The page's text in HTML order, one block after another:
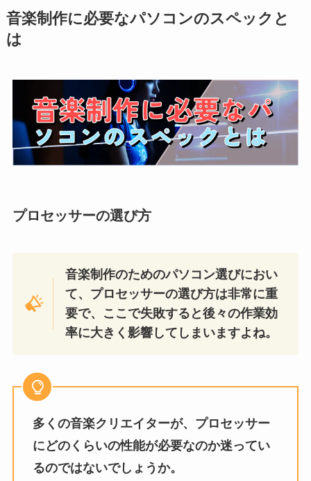
音楽制作に必要なパソコンのスペックと
は
プロセッサーの選び方
音楽制作のためのパソコン選びにおい
て、プロセッサーの選び方は非常に重
要で、ここで失敗すると後々の作業効
率に大きく影響してしまいますよね。
多くの音楽クリエイターが、プロセッサー
にどのくらいの性能が必要なのか迷ってい
るのではないでしょうか。